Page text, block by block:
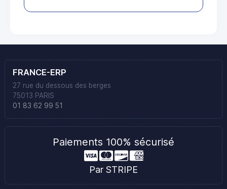
FRANCE-ERP
27 rue du dessous des berges
75013 PARIS
01 83 62 99 51
Paiements 100% sécurisé
Par STRIPE